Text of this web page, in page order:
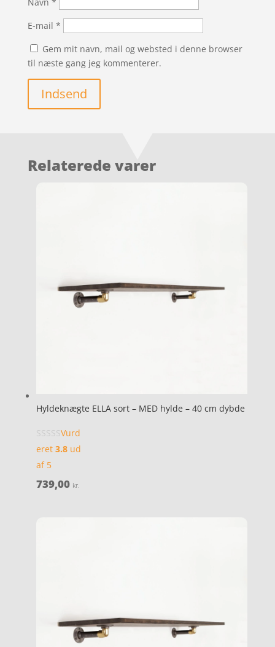
E-mail *
Gem mit navn, mail og websted i denne browser
til næste gang jeg kommenterer.
Indsend
Relaterede varer
Hyldeknægte ELLA sort – MED hylde – 40 cm dybde
Vurd
eret 3.8ud
af 5
739,00 kr.